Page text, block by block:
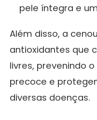
pele íntegra e
Além disso, a
antioxidantes que
livres, prevenindo
precoce e
diversas doenças.